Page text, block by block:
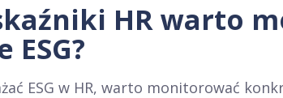
HR warto
ESG w HR, warto monitorować